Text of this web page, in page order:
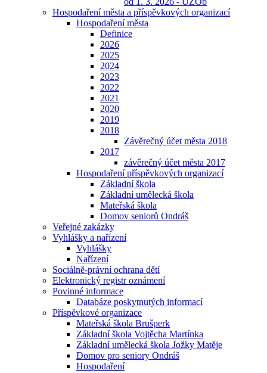
Hospodaření města a příspěvkových organizací
Hospodaření města
Definice
2026
2025
2024
2023
2022
2021
2020
2019
2018
Závěrečný účet města 2018
2017
závěrečný účet města 2017
Hospodaření příspěvkových organizací
Základní škola
Základní umělecká škola
Mateřská škola
Domov seniorů Ondráš
Veřejné zakázky
Vyhlášky a nařízení
Vyhlášky
Nařízení
Sociálně-právní ochrana dětí
Elektronický registr oznámení
Povinné informace
Databáze poskytnutých informací
Příspěvkové organizace
Mateřská škola Brušperk
Základní škola Vojtěcha Martínka
Základní umělecká škola Jožky Matěje
Domov pro seniory Ondráš
Hospodaření